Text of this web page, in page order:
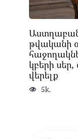
թվականի
կբերի
վերելք
5k.